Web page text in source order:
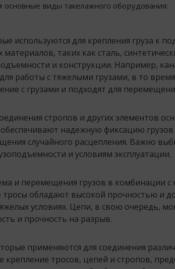
виды такелажного оборудования:
используются для крепления груза к
таких как сталь,
и конструкции. Например,
работы с тяжелыми грузами, в то
с грузами и подходят для
стропов и других элементов
надежную фиксацию грузов
случайного расцепления. Важно
и условиям эксплуатации.
и перемещения грузов в комбинации с
обладают высокой прочностью и
условиях. Цепи, в свою очередь,
и прочность на разрыв.
применяются для соединения
крепление тросов, цепей и стропов,